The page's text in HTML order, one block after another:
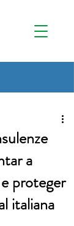
a
proteger
italiana